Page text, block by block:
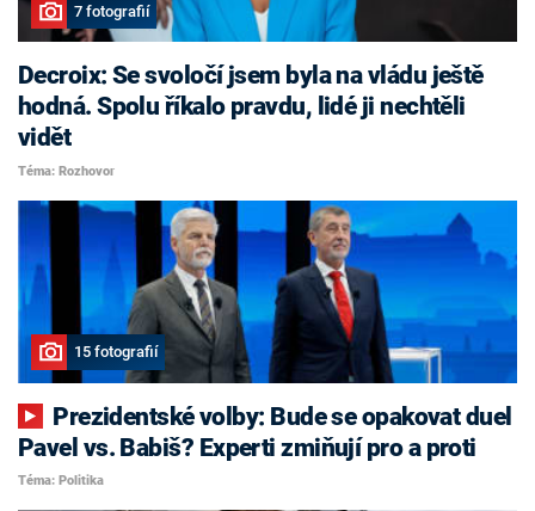
7 fotografií
Decroix: Se svoločí jsem byla na vládu ještě
hodná. Spolu říkalo pravdu, lidé ji nechtěli
vidět
Téma: Rozhovor
15 fotografií
Pavel vs. Babiš? Experti zmiňují pro a proti
Téma: Politika